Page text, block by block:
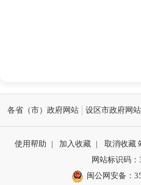
各省（市）政府网站 设区市政府网站
使用帮助 | 加入收藏 | 取消收藏
网站标识码
闽公网安备：